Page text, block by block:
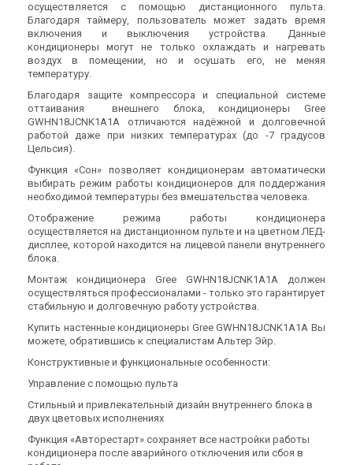
осуществляется с помощью дистанционного пульта.
Благодаря таймеру, пользователь может задать время
включения и выключения устройства. Данные
кондиционеры могут не только охлаждать и нагревать
воздух в помещении, но и осушать его, не меняя
температуру.
Благодаря защите компрессора и специальной системе
оттаивания внешнего блока, кондиционеры Gree
GWHN18JCNK1A1A отличаются надёжной и долговечной
работой даже при низких температурах (до -7 градусов
Цельсия).
Функция «Сон» позволяет кондиционерам автоматически
выбирать режим работы кондиционеров для поддержания
необходимой температуры без вмешательства человека.
Отображение режима работы кондиционера
осуществляется на дистанционном пульте и на цветном ЛЕД-
дисплее, которой находится на лицевой панели внутреннего
блока.
Монтаж кондиционера Gree GWHN18JCNK1A1A должен
осуществляться профессионалами - только это гарантирует
стабильную и долговечную работу устройства.
Купить настенные кондиционеры Gree GWHN18JCNK1A1A Вы
можете, обратившись к специалистам Альтер Эйр.
Конструктивные и функциональные особенности:
Управление с помощью пульта
Стильный и привлекательный дизайн внутреннего блока в
двух цветовых исполнениях
Функция «Авторестарт» сохраняет все настройки работы
кондиционера после аварийного отключения или сбоя в